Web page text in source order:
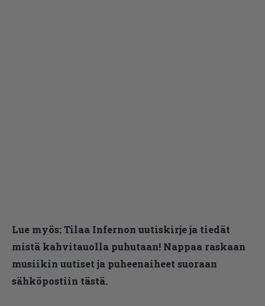
Lue myös:Tilaa Infernon uutiskirje ja tiedät
mistä kahvitauolla puhutaan! Nappaa raskaan
musiikin uutiset ja puheenaiheet suoraan
sähköpostiin tästä.